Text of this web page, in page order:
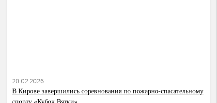
20.02.2026
В Кирове завершились соревнования по пожарно-спасательному